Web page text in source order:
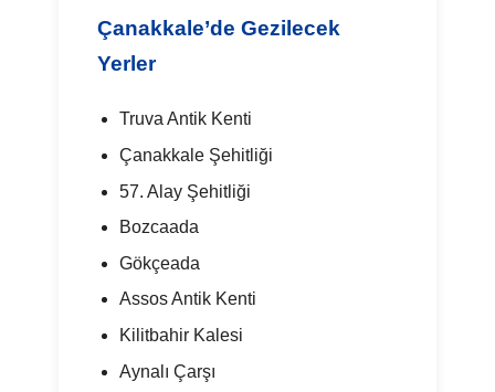
Çanakkale’de Gezilecek
Yerler
Truva Antik Kenti
Çanakkale Şehitliği
57. Alay Şehitliği
Bozcaada
Gökçeada
Assos Antik Kenti
Kilitbahir Kalesi
Aynalı Çarşı